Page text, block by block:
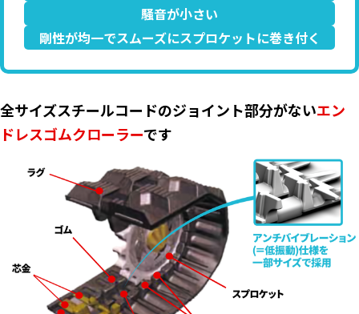
騒音が小さい
剛性が均一でスムーズにスプロケットに巻き付く
全サイズスチールコードのジョイント部分がないエン
ドレスゴムクローラーです